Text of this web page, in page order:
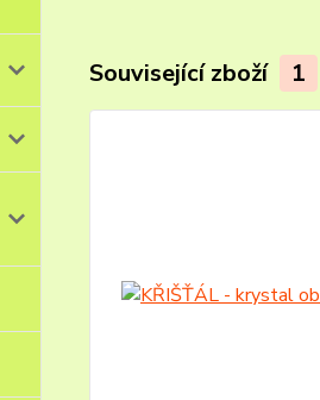
Související zboží 1